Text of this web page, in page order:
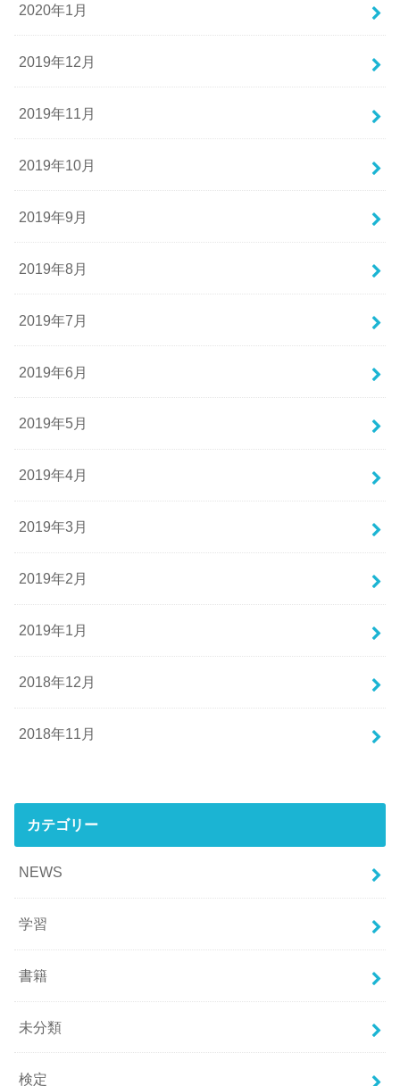
2020年1月
2019年12月
2019年11月
2019年10月
2019年9月
2019年8月
2019年7月
2019年6月
2019年5月
2019年4月
2019年3月
2019年2月
2019年1月
2018年12月
2018年11月
カテゴリー
NEWS
学習
書籍
未分類
検定